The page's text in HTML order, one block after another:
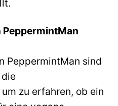
PeppermintMan
PeppermintMan sind
zu erfahren, ob ein